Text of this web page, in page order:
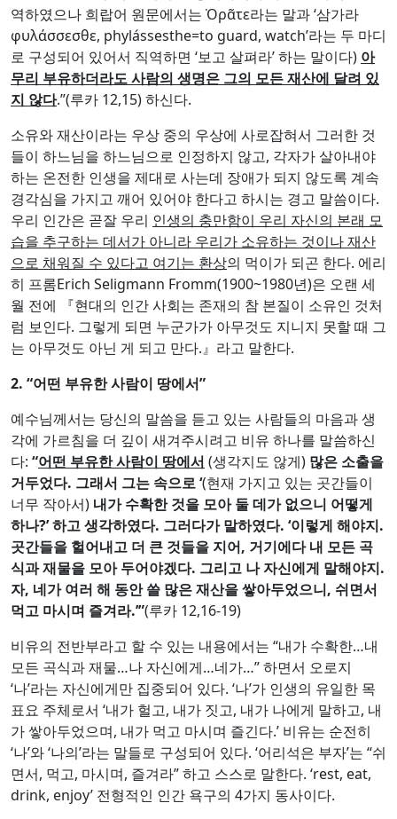
역하였으나 희랍어 원문에서는 Ὁρᾶτε라는 말과 ‘삼가라
φυλάσσεσθε, phylássesthe=to guard, watch’라는 두 마디
로 구성되어 있어서 직역하면 ‘보고 살펴라’ 하는 말이다) 아
무리 부유하더라도 사람의 생명은 그의 모든 재산에 달려 있
지 않다.”(루카 12,15) 하신다.
소유와 재산이라는 우상 중의 우상에 사로잡혀서 그러한 것
들이 하느님을 하느님으로 인정하지 않고, 각자가 살아내야
하는 온전한 인생을 제대로 사는데 장애가 되지 않도록 계속
경각심을 가지고 깨어 있어야 한다고 하시는 경고 말씀이다.
우리 인간은 곧잘 우리 인생의 충만함이 우리 자신의 본래 모
습을 추구하는 데서가 아니라 우리가 소유하는 것이나 재산
으로 채워질 수 있다고 여기는 환상의 먹이가 되곤 한다. 에리
히 프롬Erich Seligmann Fromm(1900~1980년)은 오랜 세
월 전에 『현대의 인간 사회는 존재의 참 본질이 소유인 것처
럼 보인다. 그렇게 되면 누군가가 아무것도 지니지 못할 때 그
는 아무것도 아닌 게 되고 만다.』라고 말한다.
2. “어떤 부유한 사람이 땅에서”
예수님께서는 당신의 말씀을 듣고 있는 사람들의 마음과 생
각에 가르침을 더 깊이 새겨주시려고 비유 하나를 말씀하신
다: “어떤 부유한 사람이 땅에서 (생각지도 않게) 많은 소출을
거두었다. 그래서 그는 속으로‘(현재 가지고 있는 곳간들이
너무 작아서) 내가 수확한 것을 모아 둘 데가 없으니 어떻게
하나?’하고 생각하였다. 그러다가 말하였다. ‘이렇게 해야지.
곳간들을 헐어내고 더 큰 것들을 지어, 거기에다 내 모든 곡
식과 재물을 모아 두어야겠다. 그리고 나 자신에게 말해야지.
자, 네가 여러 해 동안 쓸 많은 재산을 쌓아두었으니, 쉬면서
먹고 마시며 즐겨라.’”(루카 12,16-19)
비유의 전반부라고 할 수 있는 내용에서는 “내가 수확한…내
모든 곡식과 재물…나 자신에게…네가…” 하면서 오로지
‘나’라는 자신에게만 집중되어 있다. ‘나’가 인생의 유일한 목
표요 주체로서 ‘내가 헐고, 내가 짓고, 내가 나에게 말하고, 내
가 쌓아두었으며, 내가 먹고 마시며 즐긴다.’ 비유는 순전히
‘나’와 ‘나의’라는 말들로 구성되어 있다. ‘어리석은 부자’는 “쉬
면서, 먹고, 마시며, 즐겨라” 하고 스스로 말한다. ‘rest, eat,
drink, enjoy’ 전형적인 인간 욕구의 4가지 동사이다.